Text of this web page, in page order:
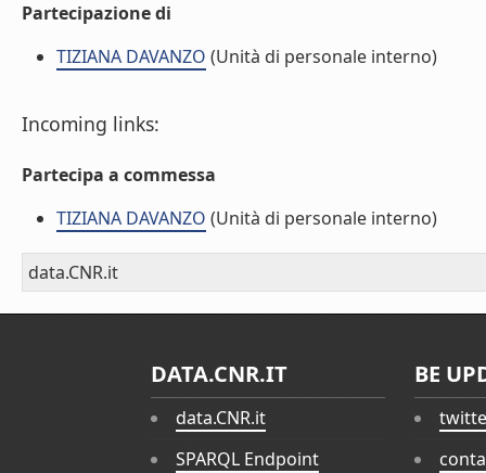
Partecipazione di
TIZIANA DAVANZO (Unità di personale interno)
Incoming links:
Partecipa a commessa
TIZIANA DAVANZO (Unità di personale interno)
data.CNR.it
DATA.CNR.IT
data.CNR.it
SPARQL Endpoint
BE